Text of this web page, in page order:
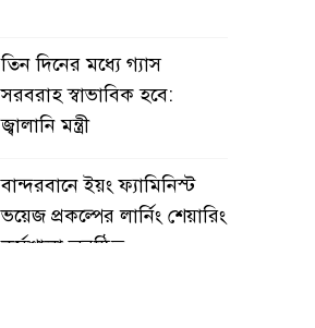
তিন দিনের মধ্যে গ্যাস
সরবরাহ স্বাভাবিক হবে:
জ্বালানি মন্ত্রী
বান্দরবানে ইয়ং ফ্যামিনিস্ট
ভয়েজ প্রকল্পের লার্নিং শেয়ারিং
কর্মশালা অনুষ্ঠিত